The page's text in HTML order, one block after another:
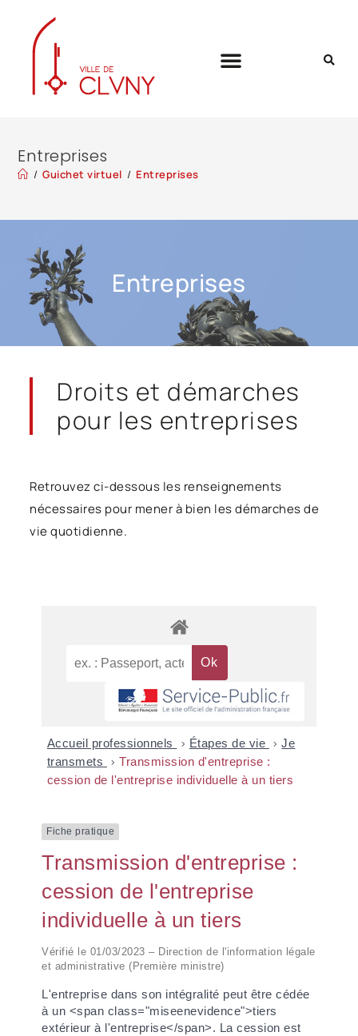
Entreprises
/ Guichet virtuel / Entreprises
Entreprises
Droits et démarches
pour les entreprises
Retrouvez ci-dessous les renseignements
nécessaires pour mener à bien les démarches de
vie quotidienne.
Accueil professionnels > Étapes de vie > Je
transmets
> Transmission d'entreprise :
cession de l'entreprise individuelle à un tiers
Fiche pratique
Transmission d'entreprise :
cession de l'entreprise
individuelle à un tiers
Vérifié le 01/03/2023 – Direction de l'information légale
et administrative (Première ministre)
L'entreprise dans son intégralité peut être cédée
à un <span class="miseenevidence">tiers
extérieur à l'entreprise</span>. La cession est